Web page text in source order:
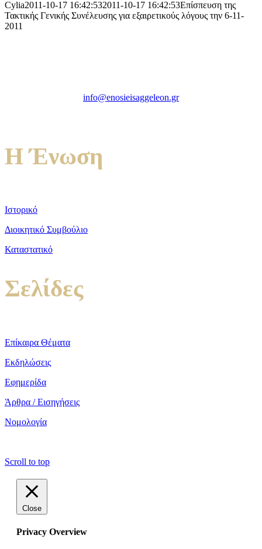
Cylia2011-10-17 16:42:532011-10-17 16:42:53Eπίσπευση της
Τακτικής Γενικής Συνέλευσης για εξαιρετικούς λόγους την 6-11-
2011
info@enosieisaggeleon.gr
Η Ένωση
Ιστορικό
Διοικητικό Συμβούλιο
Καταστατικό
Σελίδες
Επίκαιρα Θέματα
Εκδηλώσεις
Εφημερίδα
Άρθρα / Εισηγήσεις
Νομολογία
Scroll to top
Close
Privacy Overview